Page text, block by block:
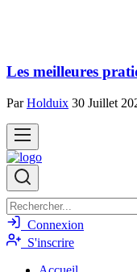
Les meilleures
ParHolduix 30 Juillet
Connexion
S'inscrire